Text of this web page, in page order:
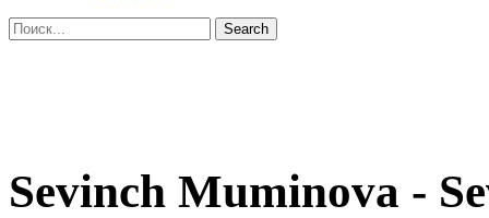
Sevinch Muminova -